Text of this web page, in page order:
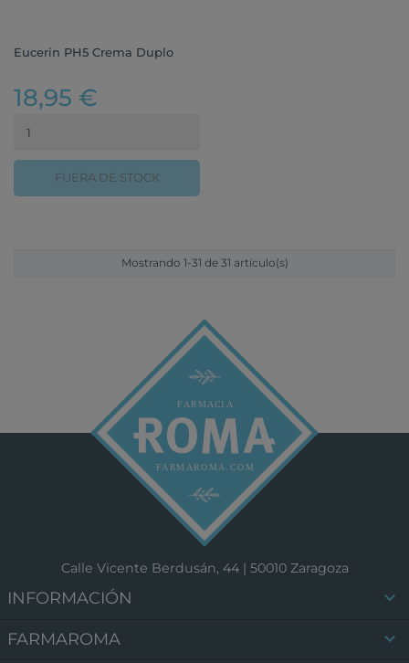
Eucerin PH5 Crema Duplo
18,95 €
FUERA DE STOCK
Mostrando 1-31 de 31 artículo(s)
Calle Vicente Berdusán, 44 | 50010 Zaragoza
INFORMACIÓN 
FARMAROMA 